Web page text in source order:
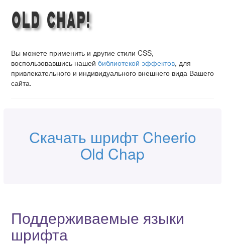
Old Chap!
Вы можете применить и другие стили CSS,
воспользовавшись нашей библиотекой эффектов, для
привлекательного и индивидуального внешнего вида Вашего
сайта.
Скачать шрифт Cheerio
Old Chap
Поддерживаемые языки
шрифта